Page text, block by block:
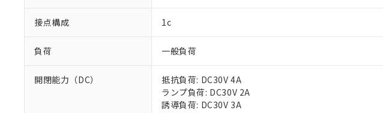
接点構成 1c
負荷 一般負荷
開閉能力（DC）
抵抗負荷: DC30V 4A
ランプ負荷: DC30V 2A
誘導負荷: DC30V 3A